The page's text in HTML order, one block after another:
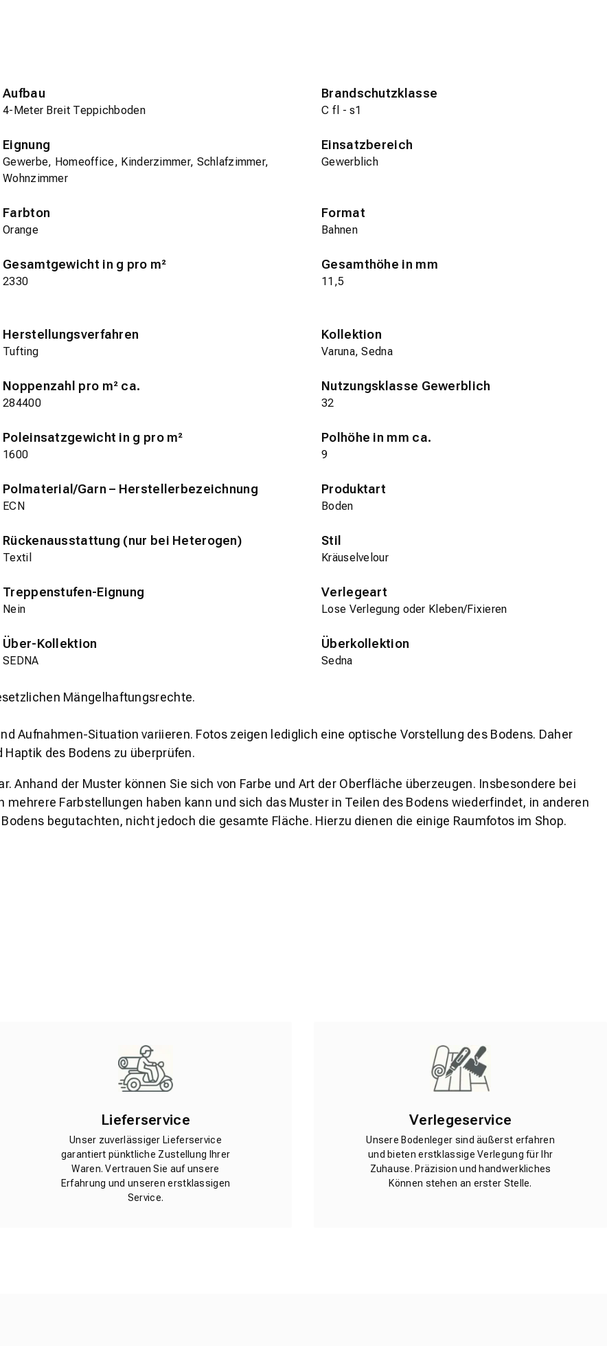
Aufbau
4-Meter Breit Teppichboden
Brandschutzklasse
C fl - s1
Eignung
Gewerbe, Homeoffice, Kinderzimmer, Schlafzimmer,
Wohnzimmer
Einsatzbereich
Gewerblich
Farbton
Orange
Format
Bahnen
Gesamtgewicht in g pro m²
2330
Gesamthöhe in mm
11,5
Herstellungsverfahren
Tufting
Kollektion
Varuna, Sedna
Noppenzahl pro m² ca.
284400
Nutzungsklasse Gewerblich
32
Poleinsatzgewicht in g pro m²
1600
Polhöhe in mm ca.
9
Polmaterial/Garn – Herstellerbezeichnung
ECN
Produktart
Boden
Rückenausstattung (nur bei Heterogen)
Textil
Stil
Kräuselvelour
Treppenstufen-Eignung
Nein
Verlegeart
Lose Verlegung oder Kleben/Fixieren
Über-Kollektion
SEDNA
Überkollektion
Sedna
Mängelhaftungsrechte.
Aufnahmen-Situation variieren. Fotos zeigen lediglich eine optische Vorstellung des Bodens. Daher
des Bodens zu überprüfen.
Anhand der Muster können Sie sich von Farbe und Art der Oberfläche überzeugen. Insbesondere bei
Farbstellungen haben kann und sich das Muster in Teilen des Bodens wiederfindet, in anderen
begutachten, nicht jedoch die gesamte Fläche. Hierzu dienen die einige Raumfotos im Shop.
Lieferservice
Unser zuverlässiger Lieferservice
garantiert pünktliche Zustellung Ihrer
Waren. Vertrauen Sie auf unsere
Erfahrung und unseren erstklassigen
Service.
Verlegeservice
Unsere Bodenleger sind äußerst erfahren
und bieten erstklassige Verlegung für Ihr
Zuhause. Präzision und handwerkliches
Können stehen an erster Stelle.